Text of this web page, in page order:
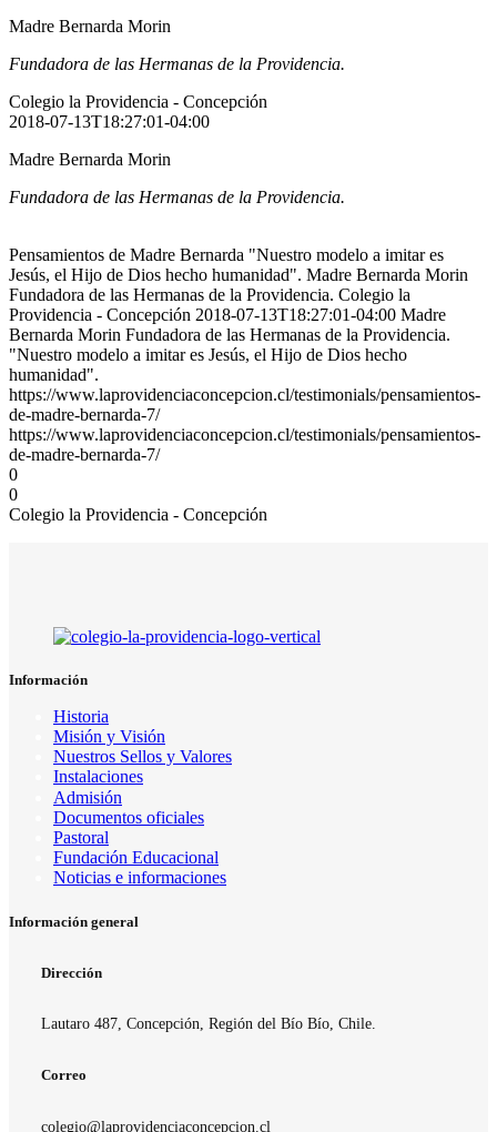
Madre Bernarda Morin
Fundadora de las Hermanas de la Providencia.
Colegio la Providencia - Concepción
2018-07-13T18:27:01-04:00
Madre Bernarda Morin
Fundadora de las Hermanas de la Providencia.
Pensamientos de Madre Bernarda "Nuestro modelo a imitar es
Jesús, el Hijo de Dios hecho humanidad". Madre Bernarda Morin
Fundadora de las Hermanas de la Providencia. Colegio la
Providencia - Concepción 2018-07-13T18:27:01-04:00 Madre
Bernarda Morin Fundadora de las Hermanas de la Providencia.
"Nuestro modelo a imitar es Jesús, el Hijo de Dios hecho
humanidad".
https://www.laprovidenciaconcepcion.cl/testimonials/pensamientos-
de-madre-bernarda-7/
https://www.laprovidenciaconcepcion.cl/testimonials/pensamientos-
de-madre-bernarda-7/
0
0
Colegio la Providencia - Concepción
Información
Historia
Misión y Visión
Nuestros Sellos y Valores
Instalaciones
Admisión
Documentos oficiales
Pastoral
Fundación Educacional
Noticias e informaciones
Información general
Dirección
Lautaro 487, Concepción, Región del Bío Bío, Chile.
Correo
colegio@laprovidenciaconcepcion.cl